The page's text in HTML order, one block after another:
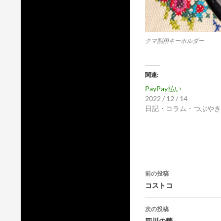
クマ割用キーホルダー
関連
PayPay払い
2022 / 12 / 14
日記・コラム・つぶやき
投
稿
ナ
前の投稿
コストコ
次の投稿